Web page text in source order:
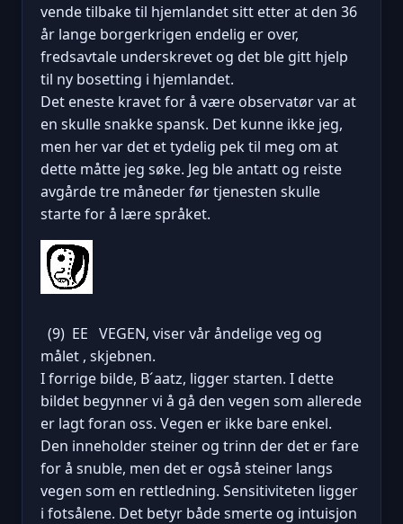
vende tilbake til hjemlandet sitt etter at den 36
år lange borgerkrigen endelig er over,
fredsavtale underskrevet og det ble gitt hjelp
til ny bosetting i hjemlandet.
Det eneste kravet for å være observatør var at
en skulle snakke spansk. Det kunne ikke jeg,
men her var det et tydelig pek til meg om at
dette måtte jeg søke. Jeg ble antatt og reiste
avgårde tre måneder før tjenesten skulle
starte for å lære språket.
(9) EE VEGEN, viser vår åndelige veg og
målet , skjebnen.
I forrige bilde, B´aatz, ligger starten. I dette
bildet begynner vi å gå den vegen som allerede
er lagt foran oss. Vegen er ikke bare enkel.
Den inneholder steiner og trinn der det er fare
for å snuble, men det er også steiner langs
vegen som en rettledning. Sensitiviteten ligger
i fotsålene. Det betyr både smerte og intuisjon